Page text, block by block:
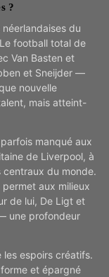
?
du
football total de
Van Basten et
et Sneijder —
nouvelle
mais atteint-
manqué aux
de Liverpool, à
centraux du monde.
permet aux milieux
de lui, De Ligt et
une profondeur
les espoirs créatifs.
et épargné